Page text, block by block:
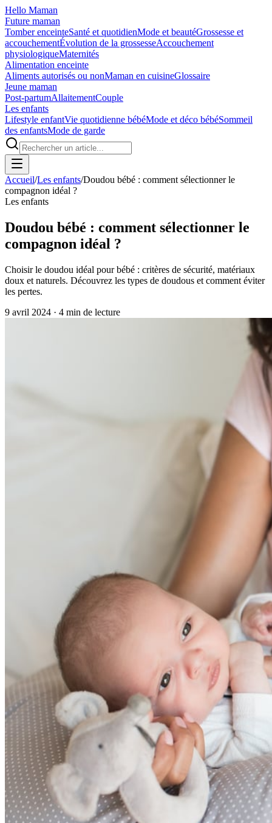
Hello Maman
Future maman
Tomber enceinteSanté et quotidienMode et beautéGrossesse et
accouchementÉvolution de la grossesseAccouchement
physiologiqueMaternités
Alimentation enceinte
Aliments autorisés ou nonMaman en cuisineGlossaire
Jeune maman
Post-partumAllaitementCouple
Les enfants
Lifestyle enfantVie quotidienne bébéMode et déco bébéSommeil
des enfantsMode de garde
Accueil/Les enfants/Doudou bébé : comment sélectionner le
compagnon idéal ?
Les enfants
Doudou bébé : comment sélectionner le
compagnon idéal ?
Choisir le doudou idéal pour bébé : critères de sécurité, matériaux
doux et naturels. Découvrez les types de doudous et comment éviter
les pertes.
9 avril 2024 · 4 min de lecture